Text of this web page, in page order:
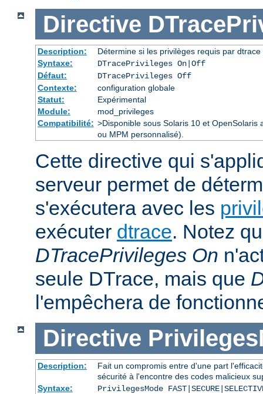
Directive
Description:
Détermine si les privilèges requis par
Syntaxe:
DTracePrivileges On|Off
Défaut:
DTracePrivileges Off
Contexte:
configuration globale
Statut:
Expérimental
Module:
mod_privileges
Compatibilité: >Disponible sous Solaris 10 et
ou MPM personnalisé).
Cette directive qui
serveur permet de
s'exécutera avec les
exécuter dtrace. Notez
DTracePrivileges On
seule DTrace, mais que
l'empêchera de
Directive
Description:
Fait un compromis entre d'une part
sécurité à l'encontre des codes malicieux
Syntaxe:
PrivilegesMode